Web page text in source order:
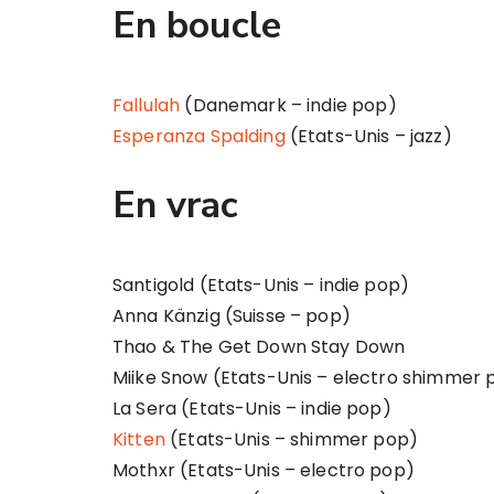
En boucle
Fallulah (Danemark – indie pop)
Esperanza Spalding(Etats-Unis – jazz)
En vrac
Santigold (Etats-Unis – indie pop)
Anna Känzig (Suisse – pop)
Thao & The Get Down Stay Down
Miike Snow (Etats-Unis – electro shimmer
La Sera (Etats-Unis – indie pop)
Kitten(Etats-Unis – shimmer pop)
Mothxr (Etats-Unis – electro pop)